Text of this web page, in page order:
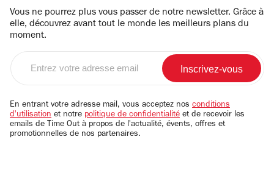
Vous ne pourrez plus vous passer de notre newsletter. Grâce à
elle, découvrez avant tout le monde les meilleurs plans du
moment.
email
En entrant votre adresse mail, vous acceptez nos conditions
d'utilisation et notre politique de confidentialité et de recevoir les
emails de Time Out à propos de l'actualité, évents, offres et
promotionnelles de nos partenaires.